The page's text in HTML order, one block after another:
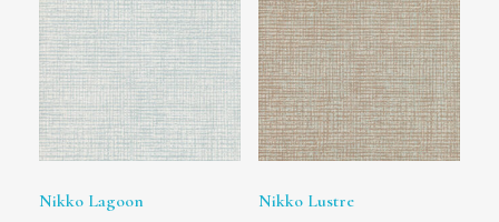
Nikko Lagoon
Nikko Lustre